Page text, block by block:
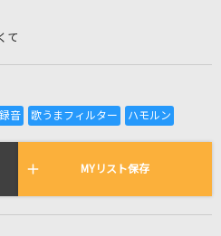
りれき
われている曲の一覧
て
MYリスト保存